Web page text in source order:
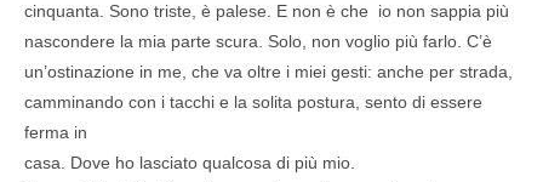
cinquanta. Sono triste, è palese. E non è che io non sappia più
nascondere la mia parte scura. Solo, non voglio più farlo. C’è
un’ostinazione in me, che va oltre i miei gesti: anche per strada,
camminando con i tacchi e la solita postura, sento di essere
ferma in
casa. Dove ho lasciato qualcosa di più mio.